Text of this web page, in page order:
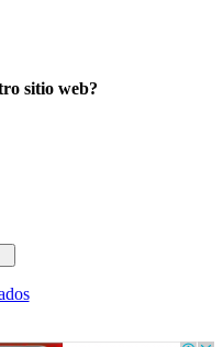
sitio web?